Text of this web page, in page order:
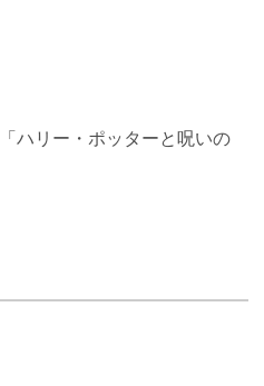
ハリー・ポッターと呪いの